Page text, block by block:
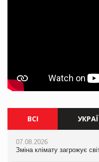
ВСІ
07.08.2026
Зміна клімату загрожує
07.08.2026
Зміна клімату загрожує
07.08.2026
Зміна клімату загрожує